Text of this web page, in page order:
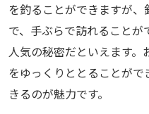
を釣ることができますが
で、手ぶらで訪れること
人気の秘密だといえます
をゆっくりととることが
きるのが魅力です。